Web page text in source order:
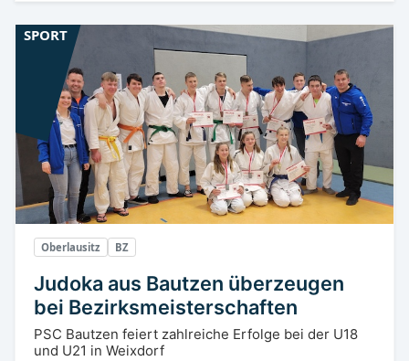
Oberlausitz BZ
Judoka aus Bautzen überzeugen
bei Bezirksmeisterschaften
PSC Bautzen feiert zahlreiche Erfolge bei der U18
und U21 in Weixdorf
SPORT